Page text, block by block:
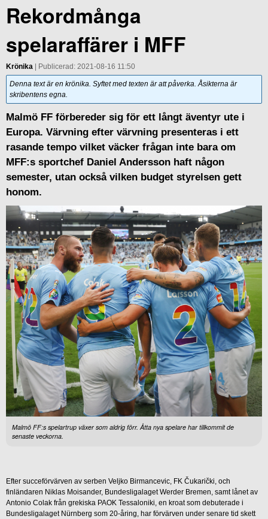
Rekordmånga
spelaraffärer i MFF
Krönika | Publicerad: 2021-08-16 11:50
Denna text är en krönika. Syftet med texten är att påverka. Åsikterna är
skribentens egna.
Malmö FF förbereder sig för ett långt äventyr ute i
Europa. Värvning efter värvning presenteras i ett
rasande tempo vilket väcker frågan inte bara om
MFF:s sportchef Daniel Andersson haft någon
semester, utan också vilken budget styrelsen gett
honom.
Malmö FF:s spelartrup växer som aldrig förr. Åtta nya spelare har tillkommit de
senaste veckorna.
Efter succeförvärven av serben Veljko Birmancevic, FK Čukarički, och
finländaren Niklas Moisander, Bundesligalaget Werder Bremen, samt lånet av
Antonio Colak från grekiska PAOK Tessaloniki, en kroat som debuterade i
Bundesligalaget Nürnberg som 20-åring, har förvärven under senare tid skett